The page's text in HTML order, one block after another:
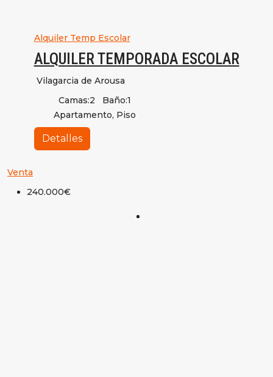
Alquiler Temp Escolar
ALQUILER TEMPORADA ESCOLAR
Vilagarcia de Arousa
Camas:2 Baño:1
Apartamento, Piso
Detalles
Venta
240.000€